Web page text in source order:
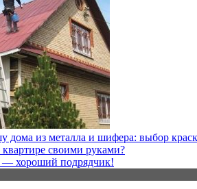
дома из металла и шифера: выбор
своими руками?
— хороший подрядчик!